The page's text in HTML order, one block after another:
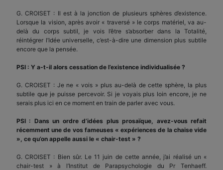
G. CROISET : Il est à la jonction de plusieurs sphères d’existence.
Lorsque la vision, après avoir « traversé » le corps matériel, va au-
delà du corps subtil, je vois l’être s’absorber dans la Totalité,
réintégrer l’Idée universelle, c’est-à-dire une dimension plus subtile
encore que la pensée.
PSI : Y a-t-il alors cessation de l’existence individualisée ?
G. CROISET : Je ne « vois » plus au-delà de cette sphère, la plus
subtile que je puisse percevoir. Si je voyais plus loin encore, je ne
serais plus ici en ce moment en train de parler avec vous.
PSI : Dans un ordre d’idées plus prosaïque, avez-vous refait
récemment une de vos fameuses « expériences de la chaise vide
», ce qu’on appelle aussi le « chair-test » ?
G. CROISET : Bien sûr. Le 11 juin de cette année, j’ai réalisé un «
chair-test » à l’Institut de Parapsychologie du Pr Tenhaeff.